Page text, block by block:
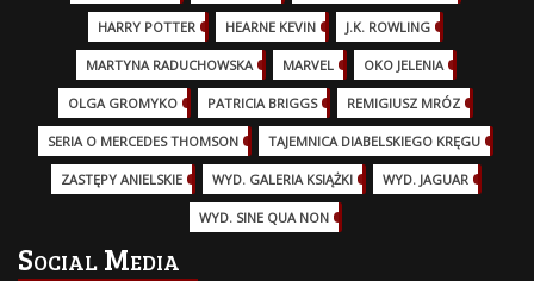
HARRY POTTER (13)HEARNE KEVIN J.K. ROWLING
MARTYNA RADUCHOWSKA MARVEL (32)OKO JELENIA
OLGA GROMYKO PATRICIA BRIGGS (12)REMIGIUSZ MRÓZ
SERIA O MERCEDES THOMSON (11)TAJEMNICA DIABELSKIEGO KRĘGU
ZASTĘPY ANIELSKIE WYD. GALERIA KSIĄŻKI WYD. JAGUAR
WYD. SINE QUA NON
Social Media